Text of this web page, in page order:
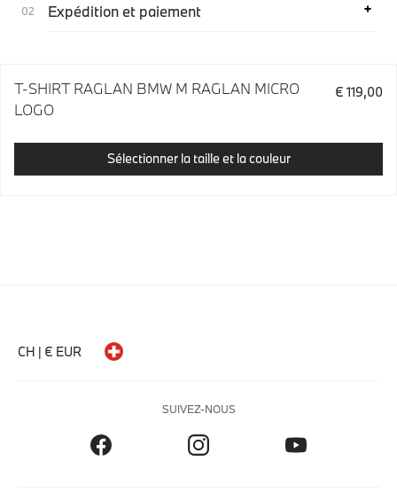
Expédition et paiement
T-SHIRT RAGLAN BMW M RAGLAN MICRO
LOGO
€ 119,00
Sélectionner la taille et la couleur
CH | € EUR
SUIVEZ-NOUS